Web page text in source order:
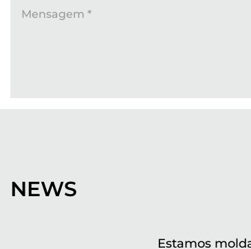
Mensagem *
NEWS
Estamos